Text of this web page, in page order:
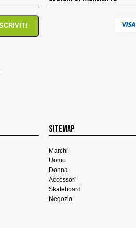
SITEMAP
Marchi
Uomo
Donna
Accessori
Skateboard
Negozio